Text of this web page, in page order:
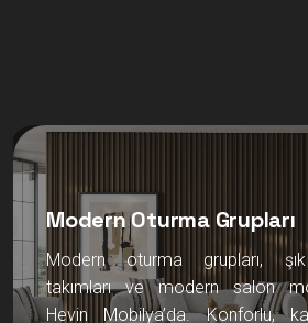
Modern Oturma Grupları
Modern oturma grupları,
takımları ve modern salon
Hevin Mobilya’da. Konforlu,